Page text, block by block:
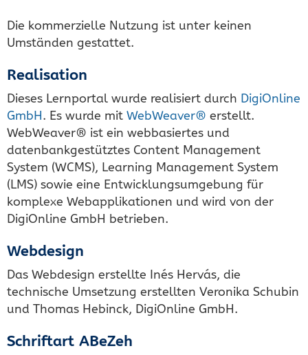
Die kommerzielle Nutzung ist unter keinen
Umständen gestattet.
Realisation
Dieses Lernportal wurde realisiert durch DigiOnline
GmbH. Es wurde mit WebWeaver® erstellt.
WebWeaver® ist ein webbasiertes und
datenbankgestütztes Content Management
System (WCMS), Learning Management System
(LMS) sowie eine Entwicklungsumgebung für
komplexe Webapplikationen und wird von der
DigiOnline GmbH betrieben.
Webdesign
Das Webdesign erstellte Inés Hervás, die
technische Umsetzung erstellten Veronika Schubin
und Thomas Hebinck, DigiOnline GmbH.
Schriftart ABeZeh